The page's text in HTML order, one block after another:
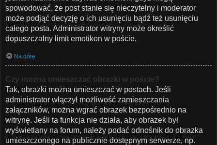
spowodować, że post stanie się nieczytelny i moderator
może podjąć decyzję o ich usunięciu bądź też usunięciu
całego posta. Administrator witryny może określić
dopuszczalny limit emotikon w poście.
Na górę
Czy można umieszczać obrazki w poście?
Tak, obrazki można umieszczać w postach. Jeśli
administrator włączył możliwość zamieszczania
załączników, można wgrać obrazek bezpośrednio na
witrynę. Jeśli ta funkcja nie działa, aby obrazek był
wyświetlany na forum, należy podać odnośnik do obrazka
umieszczonego na publicznie dostępnym serwerze, np.